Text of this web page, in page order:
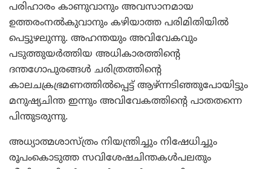
പരിഹാരം കാണുവാനും അവസാനമായ
ഉത്തരംനല്‍കുവാനും കഴിയാത്ത പരിമിതിയില്‍
പെട്ടുഴലുന്നു. അഹന്തയും അവിവേകവും
പടുത്തുയര്‍ത്തിയ അധികാരത്തിന്റെ
ദന്തഗോപുരങ്ങള്‍ ചരിത്രത്തിന്റെ
കാലചക്രഭ്രമണത്തില്‍പ്പെട്ട് ആഴ്ന്നടിഞ്ഞുപോയിട്ടും
മനുഷ്യചിന്ത ഇന്നും അവിവേകത്തിന്റെ പാതതന്നെ
പിന്തുടരുന്നു.
അധ്യാത്മശാസ്ത്രം നിയന്ത്രിച്ചും നിഷേധിച്ചും
രൂപംകൊടുത്ത സവിശേഷചിന്തകള്‍പലതും